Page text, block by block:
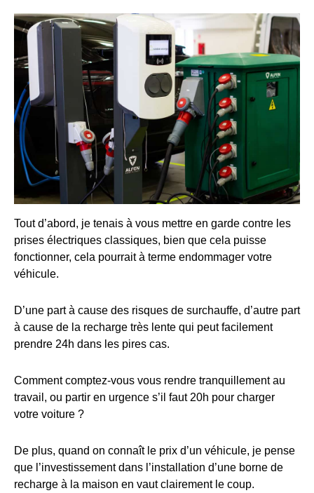
Tout d’abord, je tenais à vous mettre en garde contre les
prises électriques classiques, bien que cela puisse
fonctionner, cela pourrait à terme endommager votre
véhicule.
D’une part à cause des risques de surchauffe, d’autre part
à cause de la recharge très lente qui peut facilement
prendre 24h dans les pires cas.
Comment comptez-vous vous rendre tranquillement au
travail, ou partir en urgence s’il faut 20h pour charger
votre voiture ?
De plus, quand on connaît le prix d’un véhicule, je pense
que l’investissement dans l’installation d’une borne de
recharge à la maison en vaut clairement le coup.